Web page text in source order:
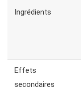
Ingrédients
Effets
secondaires